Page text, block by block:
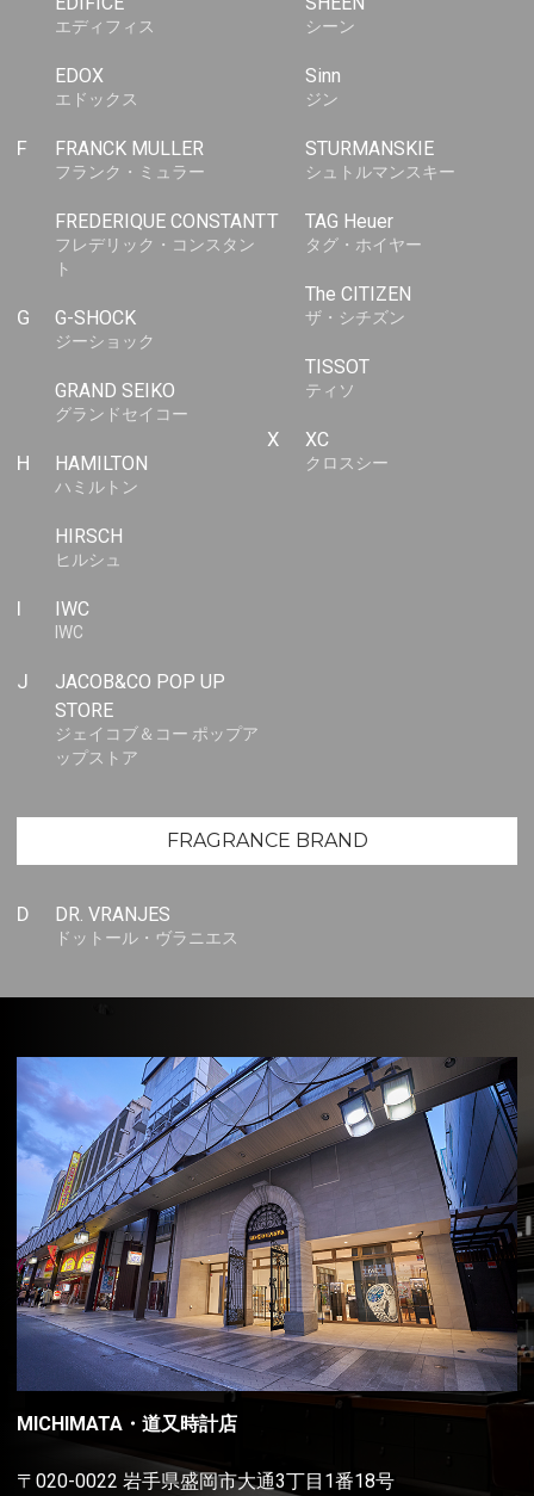
エディフィス
EDOX
エドックス
F FRANCK MULLER
フランク・ミュラー
FREDERIQUE CONSTANT
フレデリック・コンスタン
ト
G G-SHOCK
ジーショック
GRAND SEIKO
グランドセイコー
H HAMILTON
ハミルトン
HIRSCH
ヒルシュ
I IWC
IWC
J
JACOB&CO POP UP
STORE
ジェイコブ＆コー ポップア
ップストア
シーン
Sinn
ジン
STURMANSKIE
シュトルマンスキー
T TAG Heuer
タグ・ホイヤー
The CITIZEN
ザ・シチズン
TISSOT
ティソ
X XC
クロスシー
FRAGRANCE BRAND
D DR. VRANJES
ドットール・ヴラニエス
MICHIMATA・道又時計店
〒020-0022 岩手県盛岡市大通3丁目1番18号